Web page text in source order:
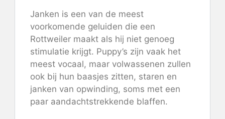
Janken is een van de meest
voorkomende geluiden die een
Rottweiler maakt als hij niet genoeg
stimulatie krijgt. Puppy’s zijn vaak het
meest vocaal, maar volwassenen zullen
ook bij hun baasjes zitten, staren en
janken van opwinding, soms met een
paar aandachtstrekkende blaffen.